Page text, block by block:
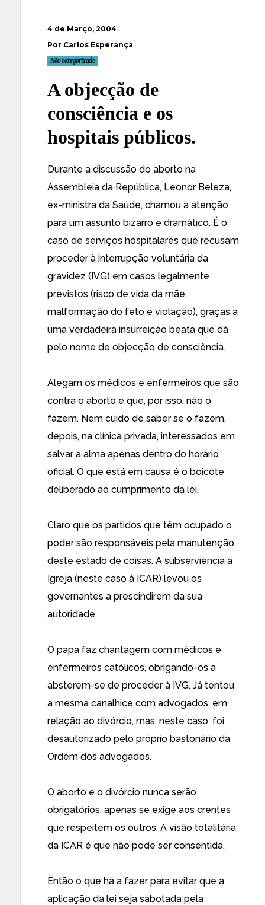
4 de Março, 2004
Por Carlos Esperança
Não categorizado
A objecção de
consciência e os
hospitais públicos.
Durante a discussão do aborto na
Assembleia da República, Leonor Beleza,
ex-ministra da Saúde, chamou a atenção
para um assunto bizarro e dramático. É o
caso de serviços hospitalares que recusam
proceder à interrupção voluntária da
gravidez (IVG) em casos legalmente
previstos (risco de vida da mãe,
malformação do feto e violação), graças a
uma verdadeira insurreição beata que dá
pelo nome de objecção de consciência.
Alegam os médicos e enfermeiros que são
contra o aborto e que, por isso, não o
fazem. Nem cuido de saber se o fazem,
depois, na clínica privada, interessados em
salvar a alma apenas dentro do horário
oficial. O que está em causa é o boicote
deliberado ao cumprimento da lei.
Claro que os partidos que têm ocupado o
poder são responsáveis pela manutenção
deste estado de coisas. A subserviência à
Igreja (neste caso à ICAR) levou os
governantes a prescindirem da sua
autoridade.
O papa faz chantagem com médicos e
enfermeiros católicos, obrigando-os a
absterem-se de proceder à IVG. Já tentou
a mesma canalhice com advogados, em
relação ao divórcio, mas, neste caso, foi
desautorizado pelo próprio bastonário da
Ordem dos advogados.
O aborto e o divórcio nunca serão
obrigatórios, apenas se exige aos crentes
que respeitem os outros. A visão totalitária
da ICAR é que não pode ser consentida.
Então o que há a fazer para evitar que a
aplicação da lei seja sabotada pela